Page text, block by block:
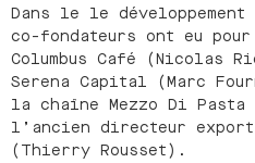
Dans le le
co-fondateurs ont eu pour
Columbus Café (Nicolas
Serena Capital (Marc
la chaîne Mezzo Di Pasta
l’ancien directeur
(Thierry Rousset).